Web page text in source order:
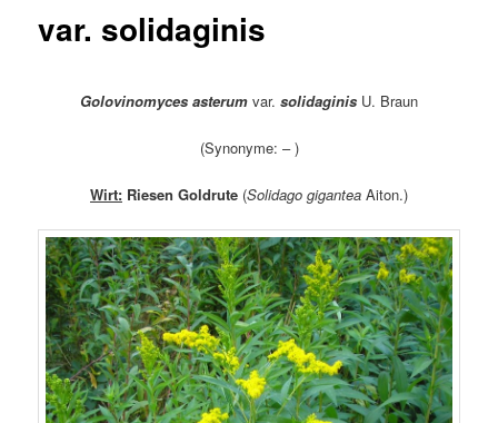
var. solidaginis
Golovinomyces asterum var. solidaginis U. Braun
(Synonyme: – )
Wirt: Riesen Goldrute (Solidago gigantea Aiton.)